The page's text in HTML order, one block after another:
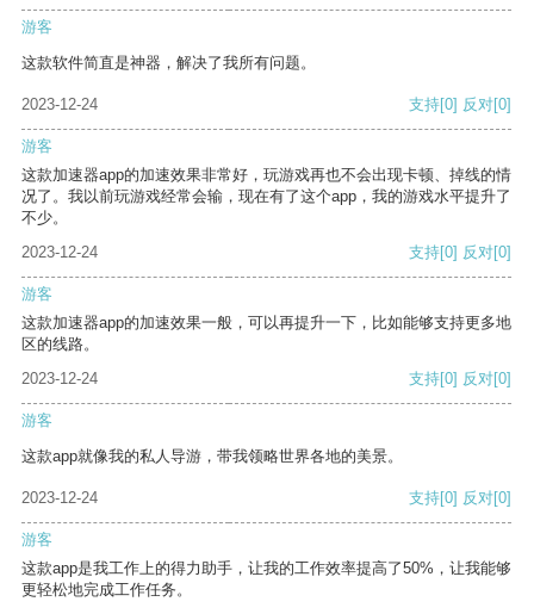
游客
这款软件简直是神器，解决了我所有问题。
2023-12-24 支持[0] 反对[0]
游客
这款加速器app的加速效果非常好，玩游戏再也不会出现卡顿、掉线的情
况了。我以前玩游戏经常会输，现在有了这个app，我的游戏水平提升了
不少。
2023-12-24
支持[0] 反对[0]
游客
这款加速器app的加速效果一般，可以再提升一下，比如能够支持更多地
区的线路。
2023-12-24
支持[0] 反对[0]
游客
这款app就像我的私人导游，带我领略世界各地的美景。
2023-12-24 支持[0] 反对[0]
游客
这款app是我工作上的得力助手，让我的工作效率提高了50%，让我能够
更轻松地完成工作任务。